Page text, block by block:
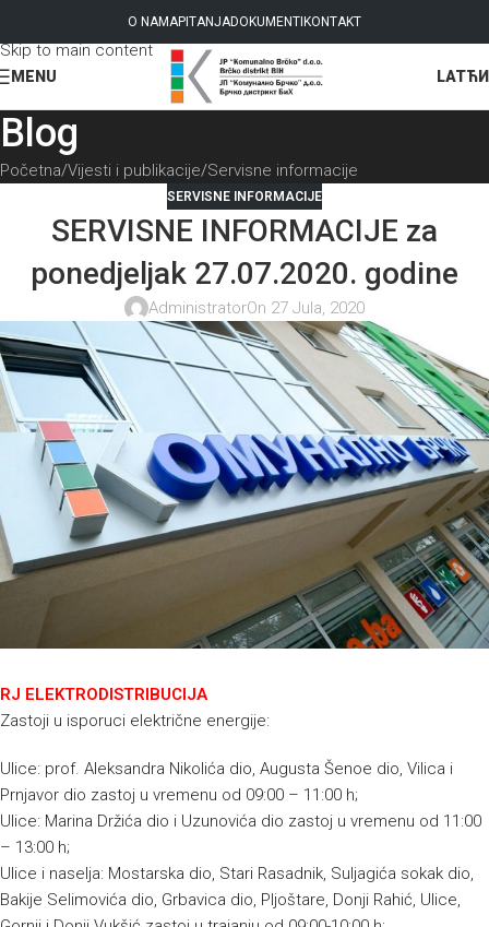
Skip to navigation
Skip to main content
O NAMAPITANJADOKUMENTI KONTAKT
MENU LAT
Blog
Početna Vijesti i publikacije Servisne informacije
SERVISNE INFORMACIJE
SERVISNE INFORMACIJE za
ponedjeljak 27.07.2020. godine
AdministratorOn 27 Jula, 2020
RJ ELEKTRODISTRIBUCIJA
Zastoji u isporuci električne energije:
Ulice: prof. Aleksandra Nikolića dio, Augusta Šenoe dio, Vilica i
Prnjavor dio zastoj u vremenu od 09:00 – 11:00 h;
Ulice: Marina Držića dio i Uzunovića dio zastoj u vremenu od 11:00
– 13:00 h;
Ulice i naselja: Mostarska dio, Stari Rasadnik, Suljagića sokak dio,
Bakije Selimovića dio, Grbavica dio, Pljoštare, Donji Rahić, Ulice,